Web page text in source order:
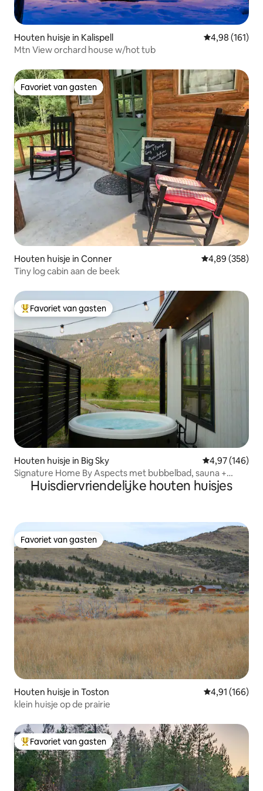
Houten huisje in Kalispell Gemiddelde
4,98 (161)
Mtn View orchard house w/hot tub
Favoriet van gasten
Favoriet van gasten
Houten huisje in Conner Gemiddelde
4,89 (358)
Tiny log cabin aan de beek
Topfavoriet van gasten
Favoriet van gasten
Houten huisje in Big Sky Gemiddelde
4,97 (146)
Signature Home By Aspects met bubbelbad, sauna +
uitzichtHuisdiervriendelijke houten huisjes
Favoriet van gasten
Favoriet van gasten
Houten huisje in Toston Gemiddelde
4,91 (166)
klein huisje op de prairie
Topfavoriet van gasten
Favoriet van gasten